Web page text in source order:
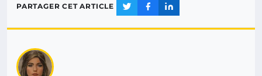
PARTAGER CET ARTICLE